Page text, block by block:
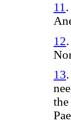
11.
12.
13.